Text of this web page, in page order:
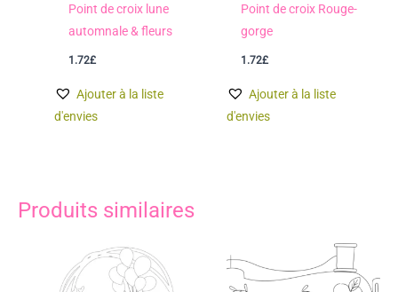
Point de croix lune
automnale & fleurs
1.72£
Ajouter à la liste
d'envies
Point de croix Rouge-
gorge
1.72£
Ajouter à la liste
d'envies
Produits similaires